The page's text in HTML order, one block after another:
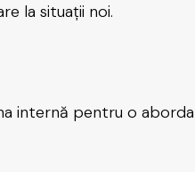
la situații noi.
internă pentru o